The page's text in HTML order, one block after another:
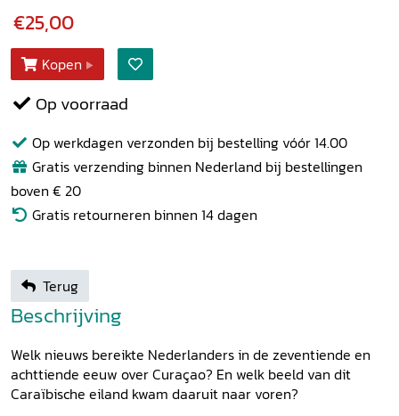
€25,00
Kopen
Op voorraad
Op werkdagen verzonden bij bestelling vóór 14.00
Gratis verzending binnen Nederland bij bestellingen
boven € 20
Gratis retourneren binnen 14 dagen
Terug
Beschrijving
Welk nieuws bereikte Nederlanders in de zeventiende en
achttiende eeuw over Curaçao? En welk beeld van dit
Caraïbische eiland kwam daaruit naar voren?